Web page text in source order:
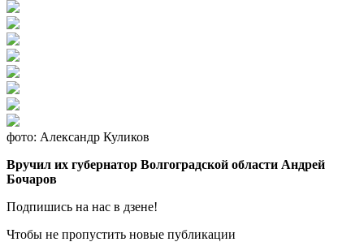
фото: Александр Куликов
Вручил их губернатор Волгоградской области Андрей
Бочаров
Подпишись на нас в дзене!
Чтобы не пропустить новые публикации